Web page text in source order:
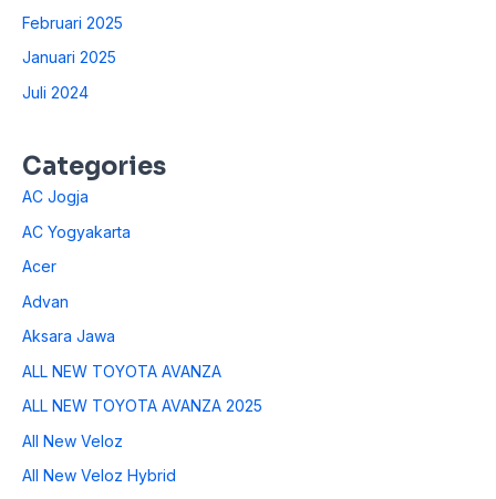
Februari 2025
Januari 2025
Juli 2024
Categories
AC Jogja
AC Yogyakarta
Acer
Advan
Aksara Jawa
ALL NEW TOYOTA AVANZA
ALL NEW TOYOTA AVANZA 2025
All New Veloz
All New Veloz Hybrid